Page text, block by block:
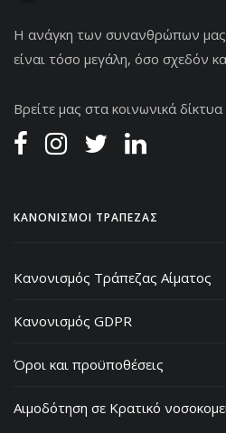
Η ανάγκη των συνανθρώπων μας
είναι τόσο μεγάλη, όσο σχεδόν
Βρείτε μας στα κοινωνικά δίκτυα
ΚΑΝΟΝΙΣΜΟΙ ΤΡΑΠΕΖΑΣ
Κανονισμός Τράπεζας Αίματος
Κανονισμός GDPR
Όροι και προϋποθέσεις
Αιμοδότηση σε Κρατικό